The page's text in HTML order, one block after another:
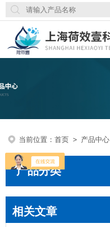
当前位置：首页 > 产品中心
产品分类
相关文章